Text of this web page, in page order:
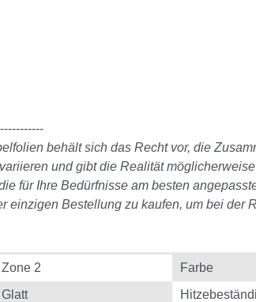
behält sich das Recht vor, die
und gibt die Realität
für Ihre Bedürfnisse am besten
Bestellung zu kaufen, um bei der
Zone 2 Farbe
Glatt